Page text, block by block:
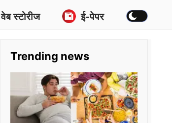
वेब स्टोरीज ई-पेपर
Trending news